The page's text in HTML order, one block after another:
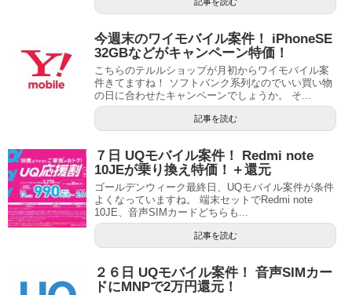
今週末のワイモバイル案件！ iPhoneSE
32GBなどがキャンペーン特価！
こちらのテルルショップが月初からワイモバイル案
件きてますね！ ソフトバンク系列なのでいい買い物
の日に合わせたキャンペーンでしょうか。 そ...
記事を読む
７日 UQモバイル案件！ Redmi note
10JEが乗り換え特価！＋還元
ゴールデンウィーク最終日、UQモバイル案件が条件
よくなっていますね。 端末セットでRedmi note
10JE、音声SIMカードどちらも...
記事を読む
２６日 UQモバイル案件！ 音声SIMカー
ドにMNPで2万円還元！